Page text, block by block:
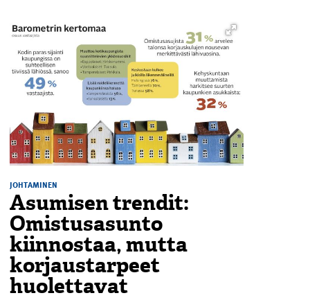
JOHTAMINEN
Asumisen trendit:
Omistusasunto
kiinnostaa, mutta
korjaustarpeet
huolettavat